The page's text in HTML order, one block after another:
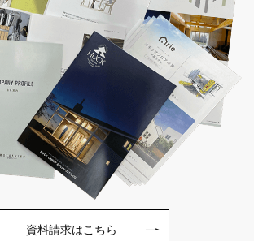
資料請求はこちら